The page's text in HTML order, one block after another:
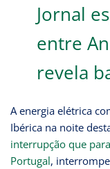
Jornal
entre
revela
A energia elétrica
Ibérica na noite
interrupção que
Portugal,